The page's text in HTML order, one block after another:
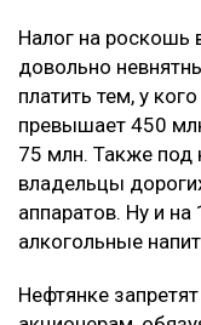
Налог на роскошь
довольно
платить тем, у
превышает 450
75 млн. Также под
владельцы
аппаратов. Ну и
алкогольные
Нефтянке